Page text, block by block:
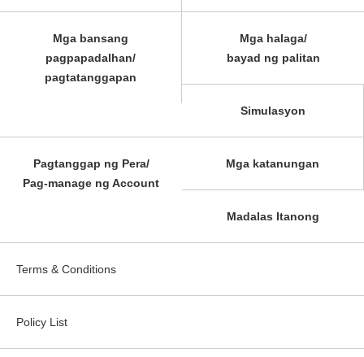
Mga bansang
pagpapadalhan/
pagtatanggapan
Mga halaga/
bayad ng palitan
Simulasyon
Pagtanggap ng Pera/
Pag-manage ng Account
Mga katanungan
Madalas Itanong
Terms & Conditions
Policy List